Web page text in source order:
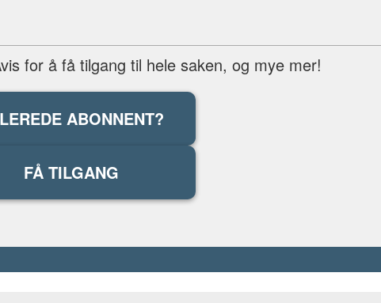
for å få tilgang til hele saken, og mye mer!
ABONNENT?
FÅ TILGANG